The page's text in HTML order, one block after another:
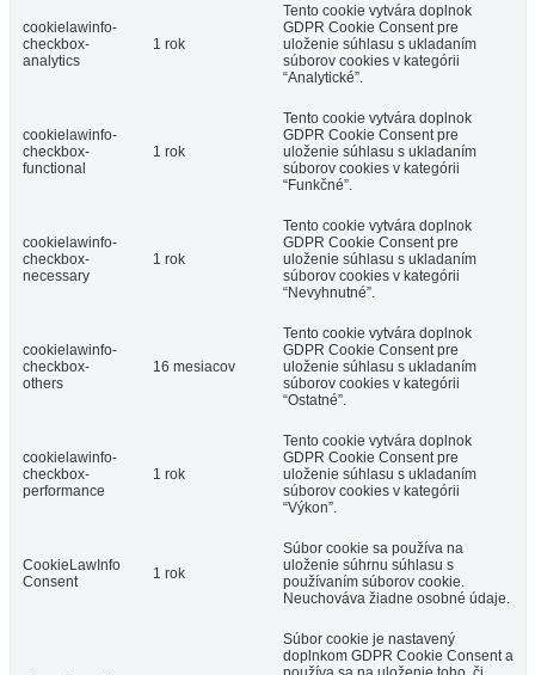
cookielawinfo-
checkbox-
analytics
1 rok
Tento cookie vytvára doplnok
GDPR Cookie Consent pre
uloženie súhlasu s ukladaním
súborov cookies v kategórii
“Analytické”.
cookielawinfo-
checkbox-
functional
1 rok
Tento cookie vytvára doplnok
GDPR Cookie Consent pre
uloženie súhlasu s ukladaním
súborov cookies v kategórii
“Funkčné”.
cookielawinfo-
checkbox-
necessary
1 rok
Tento cookie vytvára doplnok
GDPR Cookie Consent pre
uloženie súhlasu s ukladaním
súborov cookies v kategórii
“Nevyhnutné”.
cookielawinfo-
checkbox-
others
16 mesiacov
Tento cookie vytvára doplnok
GDPR Cookie Consent pre
uloženie súhlasu s ukladaním
súborov cookies v kategórii
“Ostatné”.
cookielawinfo-
checkbox-
performance
1 rok
Tento cookie vytvára doplnok
GDPR Cookie Consent pre
uloženie súhlasu s ukladaním
súborov cookies v kategórii
“Výkon”.
CookieLawInfo
Consent
1 rok
Súbor cookie sa používa na
uloženie súhrnu súhlasu s
používaním súborov cookie.
Neuchováva žiadne osobné údaje.
Súbor cookie je nastavený
doplnkom GDPR Cookie Consent a